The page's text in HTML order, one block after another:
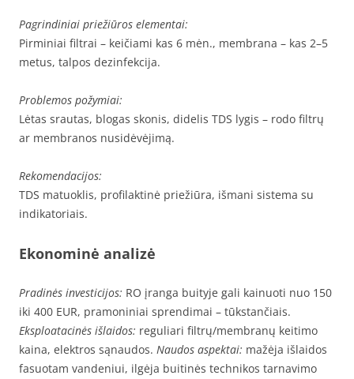
Pagrindiniai priežiūros elementai:
Pirminiai filtrai – keičiami kas 6 mėn., membrana – kas 2–5
metus, talpos dezinfekcija.
Problemos požymiai:
Lėtas srautas, blogas skonis, didelis TDS lygis – rodo filtrų
ar membranos nusidėvėjimą.
Rekomendacijos:
TDS matuoklis, profilaktinė priežiūra, išmani sistema su
indikatoriais.
Ekonominė analizė
Pradinės investicijos: RO įranga buityje gali kainuoti nuo 150
iki 400 EUR, pramoniniai sprendimai – tūkstančiais.
Eksploatacinės išlaidos: reguliari filtrų/membranų keitimo
kaina, elektros sąnaudos. Naudos aspektai: mažėja išlaidos
fasuotam vandeniui, ilgėja buitinės technikos tarnavimo